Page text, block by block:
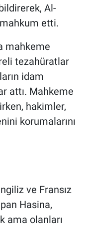
Al-
mahkum etti.
mahkeme
tezahüratlar
idam
attı. Mahkeme
hakimler,
korumalarını
ve Fransız
Hasina,
ama olanları